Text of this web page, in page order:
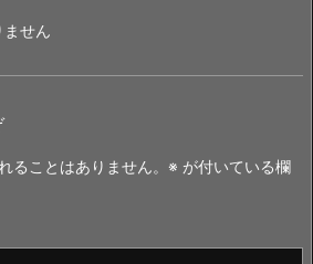
ません
ることはありません。 ※ が付いている欄